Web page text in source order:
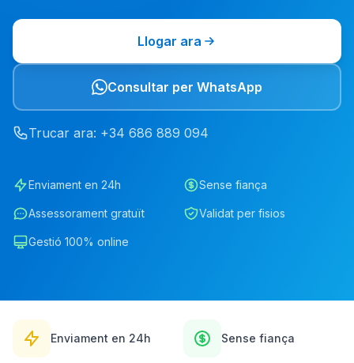
Llogar ara
Consultar per WhatsApp
Trucar ara: +34 686 889 094
Enviament en 24h Sense fiança
Assessorament gratuït Validat per fisios
Gestió 100% online
Enviament en 24h Sense fiança